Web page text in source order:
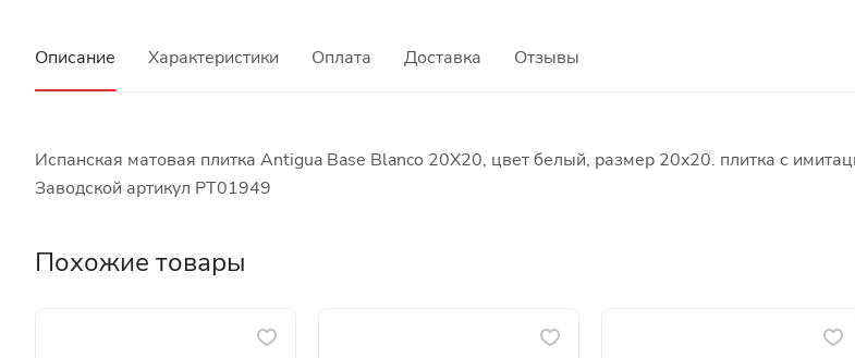
Описание Характеристики Оплата Доставка Отзывы
Испанская матовая плитка Antigua Base Blanco 20X20, цвет белый, размер 20x20. плитка с
Заводской артикул PT01949
Похожие товары